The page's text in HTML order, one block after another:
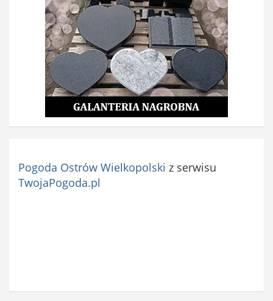
Pogoda Ostrów Wielkopolski z serwisu
TwojaPogoda.pl